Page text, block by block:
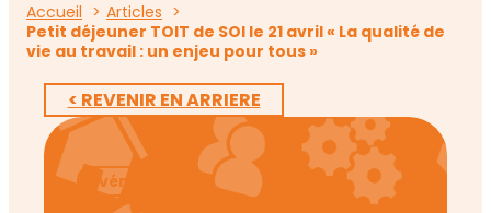
Accueil
Articles
Petit déjeuner TOIT de SOI le 21 avril « La qualité de
vie au travail : un enjeu pour tous »
< REVENIR EN ARRIERE
Evénement